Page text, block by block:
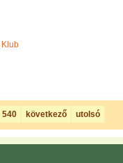
Klub
540 következő utolsó